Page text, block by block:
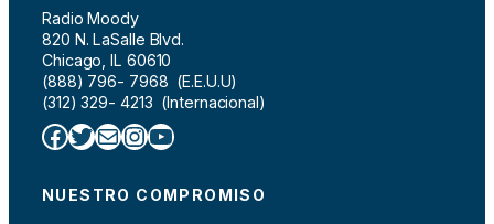
Radio Moody
820 N. LaSalle Blvd.
Chicago, IL 60610
(888) 796- 7968 (E.E.U.U)
(312) 329- 4213 (Internacional)
Facebook Twitter Correo electrónico InstagramYouTube
NUESTRO COMPROMISO